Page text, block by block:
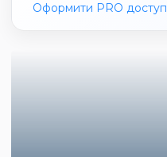
Оформити PRO доступ